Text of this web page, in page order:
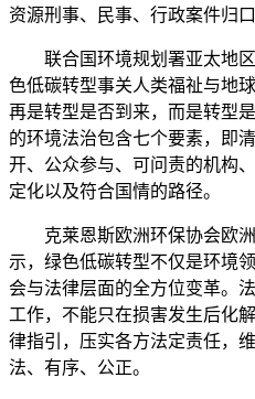
资源刑事、民事、行政案件归口
联合国环境规划署亚太地区
色低碳转型事关人类福祉与地
再是转型是否到来，而是转型
的环境法治包含七个要素，即
开、公众参与、可问责的机构
定化以及符合国情的路径。
克莱恩斯欧洲环保协会欧洲
示，绿色低碳转型不仅是环境
会与法律层面的全方位变革。
工作，不能只在损害发生后化
律指引，压实各方法定责任，
法、有序、公正。